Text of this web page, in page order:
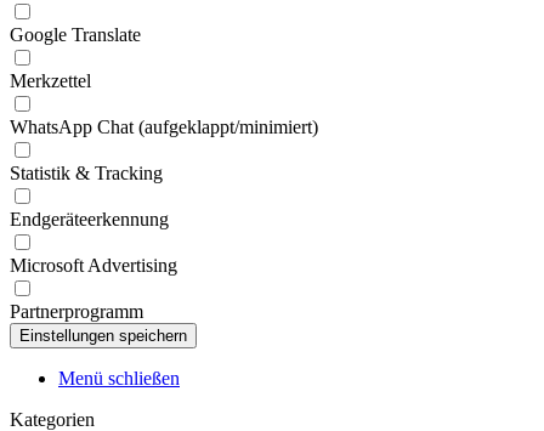
Google Translate
Merkzettel
WhatsApp Chat (aufgeklappt/minimiert)
Statistik & Tracking
Endgeräteerkennung
Microsoft Advertising
Partnerprogramm
Menü schließen
Kategorien